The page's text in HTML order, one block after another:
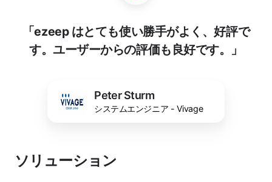
「ezeep はとても使い勝手がよく、好評で
す。ユーザーからの評価も良好です。」
Peter Sturm
システムエンジニア - Vivage
ソリューション